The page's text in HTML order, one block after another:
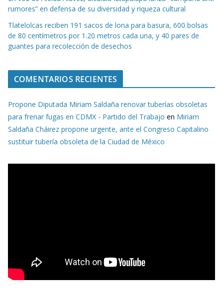
rumores” en defensa de su diversidad y riqueza cultural
Tlatelolcas reciben 191 sacos de lona para basura, 600 bolsas
de 80 centímetros por 1.20 metros cada una, y 40 pares de
guantes para recolección de desechos
COMENTARIOS RECIENTES
Propone Diputada Miriam Saldaña renovar tuberías obsoletas
para frenar fugas en CDMX - Partido del Trabajo en Miriam
Saldaña Cháirez propone urgente, ante el Congreso Capitalino
sustituir tubería obsoleta de la Ciudad de México